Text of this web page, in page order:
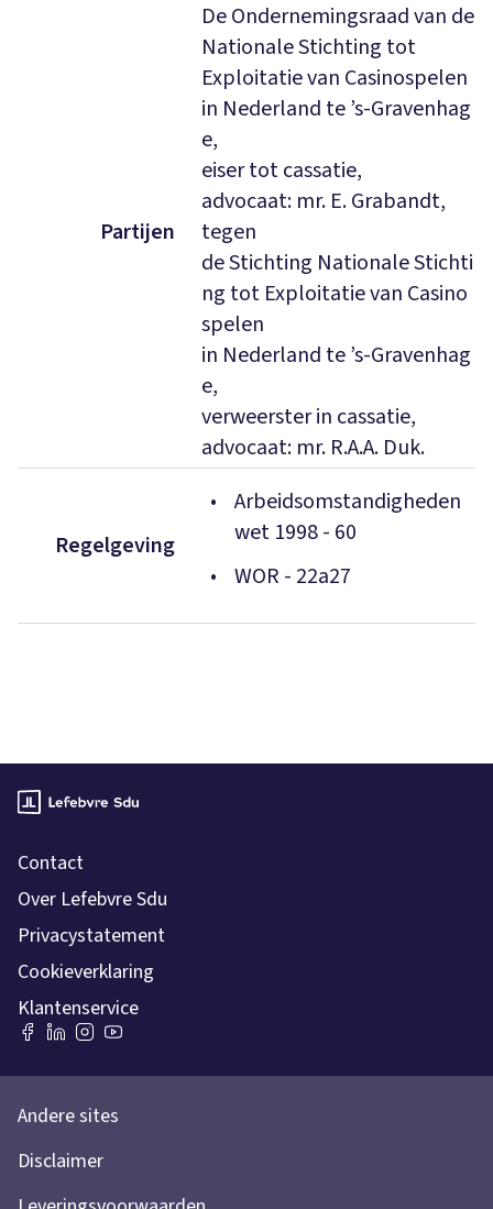
Partijen
De Ondernemingsraad van de
Nationale Stichting tot
Exploitatie van Casinospelen
in Nederland te ’s-Gravenhag
e,
eiser tot cassatie,
advocaat: mr. E. Grabandt,
tegen
de Stichting Nationale Stichti
ng tot Exploitatie van Casino
spelen
in Nederland te ’s-Gravenhag
e,
verweerster in cassatie,
advocaat: mr. R.A.A. Duk.
Regelgeving
Arbeidsomstandigheden
wet 1998- 60
WOR - 22a27
Contact
Over Lefebvre Sdu
Privacystatement
Cookieverklaring
Klantenservice
Andere sites
Disclaimer